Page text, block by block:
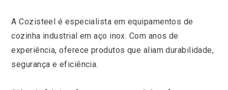
A Cozisteel é especialista em equipamentos de
cozinha industrial em aço inox. Com anos de
experiência, oferece produtos que aliam durabilidade,
segurança e eficiência.